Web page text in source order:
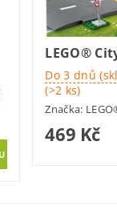
LEGO®
Do 3 dnů
(>2 ks)
Značka:
469 Kč